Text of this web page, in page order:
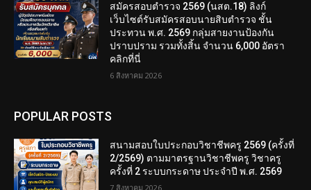
สมัครสอบตํารวจ 2569 (นสต.18) ลิงก์
เว็บไซต์รับสมัครสอบนายสิบตำรวจ ชั้น
ประทวน พ.ศ. 2569 กลุ่มสายงานป้องกัน
ปราบปราม รวมทั้งสิ้น จำนวน 6,000 อัตรา
คลิกที่นี่
6 สิงหาคม 2026
POPULAR POSTS
สนามสอบใบประกอบวิชาชีพครู 2569 (ครั้งที่
2/2569) ตามมาตรฐานวิชาชีพครู วิชาครู
ครั้งที่ 2 ระบบกระดาษ ประจำปี พ.ศ. 2569
7 สิงหาคม 2026